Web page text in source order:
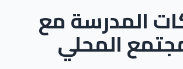
المدرسة مع
المحلي